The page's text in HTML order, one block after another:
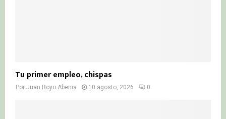
Tu primer empleo, chispas
Por Juan Royo Abenia 10 agosto, 2026 0